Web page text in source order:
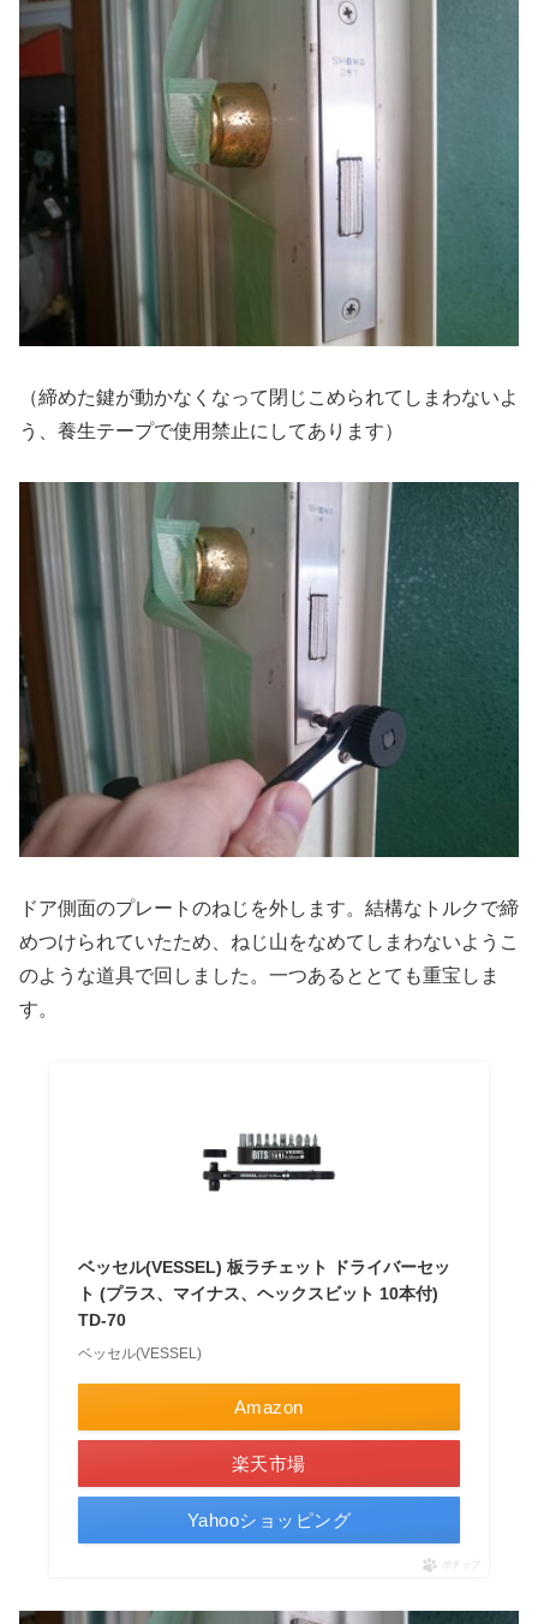
（締めた鍵が動かなくなって閉じこめられてしまわないよ
う、養生テープで使用禁止にしてあります）
ドア側面のプレートのねじを外します。結構なトルクで締
めつけられていたため、ねじ山をなめてしまわないようこ
のような道具で回しました。一つあるととても重宝しま
す。
ベッセル(VESSEL) 板ラチェット ドライバーセッ
ト (プラス、マイナス、ヘックスビット 10本付)
TD-70
ベッセル(VESSEL)
Amazon
楽天市場
Yahooショッピング
ポチップ